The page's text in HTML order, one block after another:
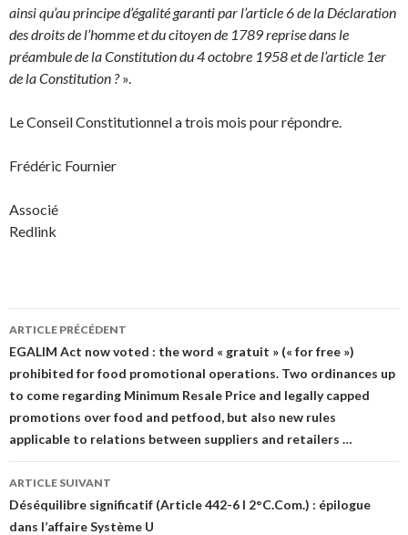
ainsi qu’au principe d’égalité garanti par l’article 6 de la Déclaration
des droits de l’homme et du citoyen de 1789 reprise dans le
préambule de la Constitution du 4 octobre 1958 et de l’article 1er
de la Constitution ?».
Le Conseil Constitutionnel a trois mois pour répondre.
Frédéric Fournier
Associé
Redlink
Navigation
des
articles
ARTICLE PRÉCÉDENT
EGALIM Act now voted : the word « gratuit » (« for free »)
prohibited for food promotional operations. Two ordinances up
to come regarding Minimum Resale Price and legally capped
promotions over food and petfood, but also new rules
applicable to relations between suppliers and retailers …
ARTICLE SUIVANT
Déséquilibre significatif (Article 442-6 I 2°C.Com.) : épilogue
dans l’affaire Système U